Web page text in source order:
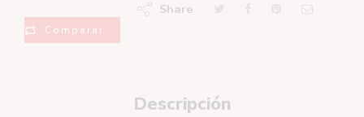
Comparar
Share
Descripción